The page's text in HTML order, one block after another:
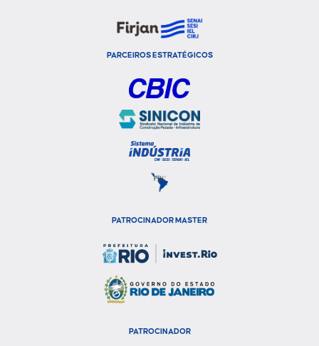
PARCEIROS ESTRATÉGICOS
PATROCINADOR MASTER
PATROCINADOR